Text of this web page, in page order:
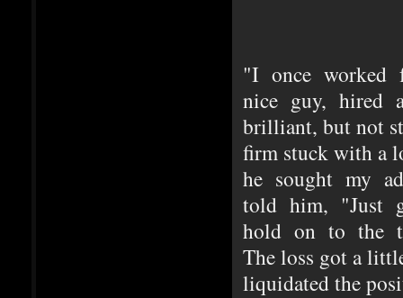
"I once worked
nice guy, hired
brilliant, but not
firm stuck with a
he sought my
told him, "Just
hold on to the
The loss got a
liquidated the